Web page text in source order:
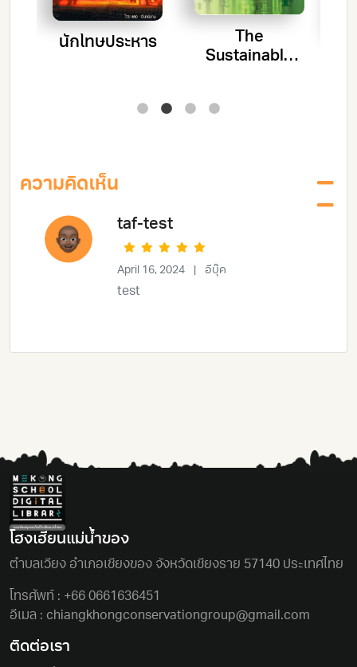
นักโทษประหาร
The
Sustainable
ความคิดเห็น
taf-test
April 16, 2024 อีบุ๊ค
test
โฮงเฮียนแม่นํ้าของ
ตําบลเวียง อําเภอเชียงของ จังหวัดเชียงราย 57140 ประเทศไทย
โทรศัพท์ : +66 0661636451
อีเมล : chiangkhongconservationgroup@gmail.com
ติดต่อเรา